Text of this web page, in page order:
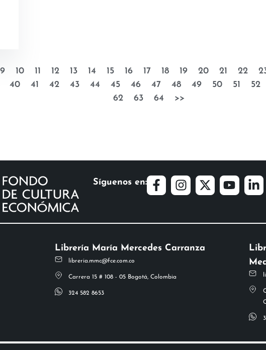
9 10 11 12 13 14 15 16 17 18 19 20 21 22
40 41 42 43 44 45 46 47 48 49 50 51 52
62
63 64 >>
Síguenos en:
Librería María Mercedes Carranza
libreria.mmc@fce.com.co
Carrera 15 # 108 - 05 Bogotá, Colombia
324 582 8653